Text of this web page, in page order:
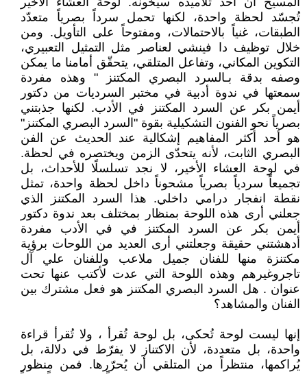
تُجسّد لحظة واحدة، لكنها تحمل سرداً بصرياً متعدّد
الطبقات، غنياً بالاحتمالات، ومفتوحاً على التأويل. ومن
خلال توظيف دا فينشي لعناصر مثل التمثيل التعبيري،
التكوين المكاني، وتفاعل المتلقي، يتحقّق أمامنا ما يمكن
وصفه بدقة بـالسرد البصري المكتنز " وهذه مفردة
سمعتها في ندوة أدبية في مختبر السرديات من دكتور
أيمن بكر عن السرد المكتنز في الأدب. لكنها جذبتني
بصرياً نحو الفنون التشكيلية بقوة "السرد البصري المكتنز"
هو أحد أكثر المفاهيم إشكالية عند الحديث عن الفن
البصري الثابت، لأنه يتحدّى الزمن ويختصره في لحظة.
في لوحة العشاء الأخير، لا نجد تسلسلًا للأحداث، بل
تجميعاً سردياً بصرياً مشحوناً داخل لحظة واحدة، تمثل
نقطة انفجار درامي داخلي. هذا السرد المكتنز الذي
جعلني أرى هذه اللوحة بمنظار بمختلف بعد ندوة دكتور
أيمن بكر عن السرد المكتنز في في الأدب مفردة
أدهشتني حقيقة وجعلتني أرى العديد من اللوحات برؤية
مكتنزة منها للفنان جميل ملاعب وللفنان علي آل
تاجروغيرهم وهذه اللوحة التي عدت لأكتب عنها تحت
عنوان . هل السرد البصري المكتنز هو فعل مشترك بين
الفنان والمشاهد؟
إنها ليست لوحة تُحكى، بل لوحة تُقرأ ، ولا تُقرأ قراءة
واحدة، بل متعددة، لأن الاكتناز لا يفرّط في دلالة، بل
يُراكمها، منتظراً من المتلقي أن يُحرّرها. فمن منظور